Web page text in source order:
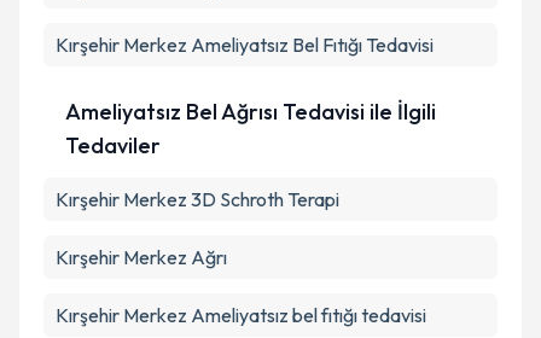
Kırşehir Merkez Ameliyatsız Bel Fıtığı Tedavisi
Ameliyatsız Bel Ağrısı Tedavisi ile İlgili
Tedaviler
Kırşehir Merkez 3D Schroth Terapi
Kırşehir Merkez Ağrı
Kırşehir Merkez Ameliyatsız bel fıtığı tedavisi